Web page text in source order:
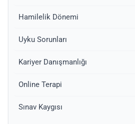
Hamilelik Dönemi
Uyku Sorunları
Kariyer Danışmanlığı
Online Terapi
Sınav Kaygısı